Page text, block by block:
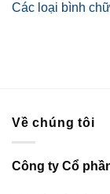
Các loại bình
Về chúng tôi
Công ty Cổ